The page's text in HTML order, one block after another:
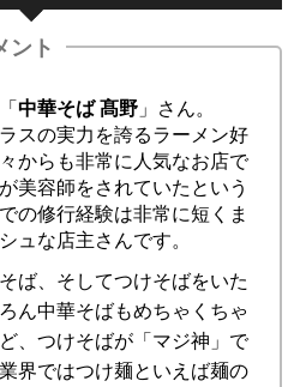
ント
中華そば 髙野 」さん。
スの実力を誇るラーメン好
からも非常に人気なお店で
美容師をされていたという
の修行経験は非常に短くま
ュな店主さんです。
ば、そしてつけそばをいた
ん中華そばもめちゃくちゃ
、つけそばが「マジ神」で
界ではつけ麺といえば麺の